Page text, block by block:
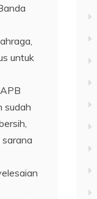
untuk
sudah